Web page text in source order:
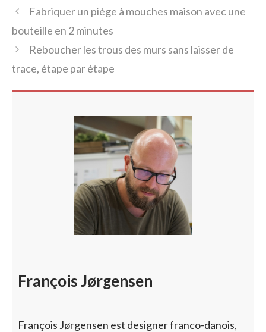
Fabriquer un piège à mouches maison avec une
bouteille en 2 minutes
Reboucher les trous des murs sans laisser de
trace, étape par étape
François Jørgensen
François Jørgensen est designer franco-danois,